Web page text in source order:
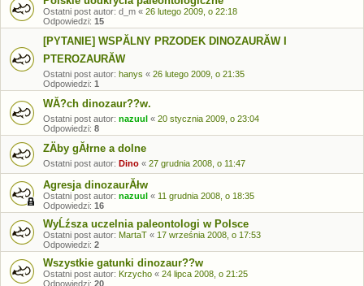
Ostatni post autor: d_m « 26 lutego 2009, o 22:18
Odpowiedzi: 15
[PYTANIE] WSPĂLNY PRZODEK DINOZAURĂW I
PTEROZAURĂW
Ostatni post autor: hanys « 26 lutego 2009, o 21:35
Odpowiedzi: 1
WĂ?ch dinozaur??w.
Ostatni post autor: nazuul « 20 stycznia 2009, o 23:04
Odpowiedzi: 8
ZÄby gĂłrne a dolne
Ostatni post autor: Dino « 27 grudnia 2008, o 11:47
Agresja dinozaurĂłw
Ostatni post autor: nazuul « 11 grudnia 2008, o 18:35
Odpowiedzi: 16
WyĹźsza uczelnia paleontologi w Polsce
Ostatni post autor: MartaT « 17 września 2008, o 17:53
Odpowiedzi: 2
Wszystkie gatunki dinozaur??w
Ostatni post autor: Krzycho « 24 lipca 2008, o 21:25
Odpowiedzi: 20